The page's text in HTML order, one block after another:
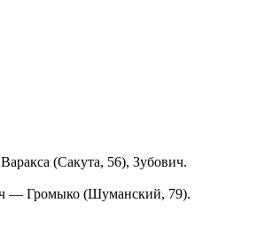
(Сакута, 56), Зубович.
— Громыко (Шуманский, 79).